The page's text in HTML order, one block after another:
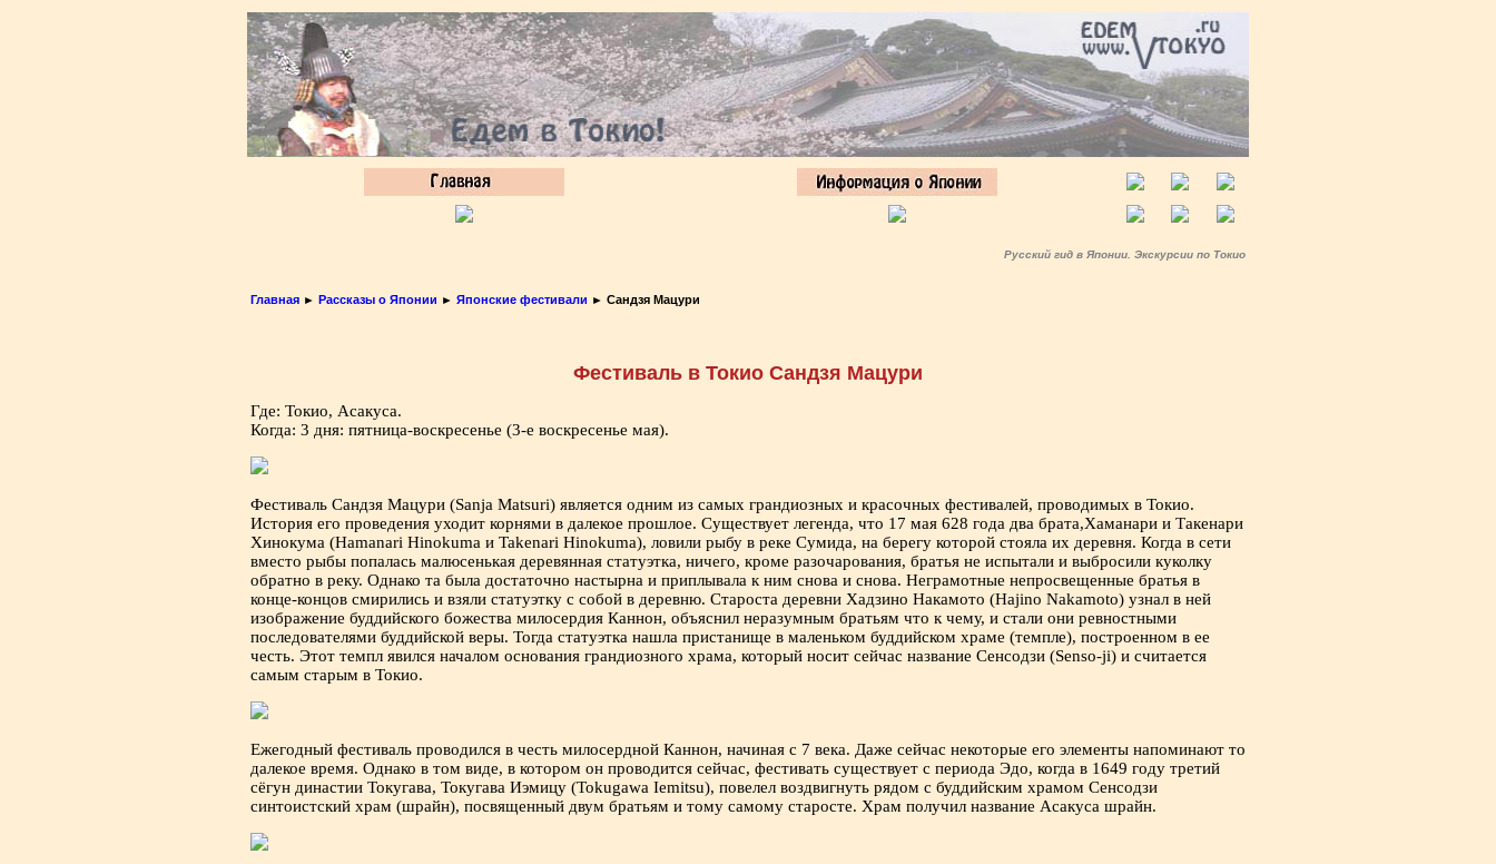
Русский гид в Японии. Экскурсии по Токио
Главная ► Рассказы о Японии ► Японские фестивали ► Сандзя Мацури
Фестиваль в Токио Сандзя Мацури
Где: Токио, Асакуса.
Когда: 3 дня: пятница-воскресенье (3-е воскресенье мая).
Фестиваль Сандзя Мацури (Sanja Matsuri) является одним из самых грандиозных и красочных фестивалей, проводимых в Токио.
История его проведения уходит корнями в далекое прошлое. Существует легенда, что 17 мая 628 года два брата,Хаманари и Такенари
Хинокума (Hamanari Hinokuma и Takenari Hinokuma), ловили рыбу в реке Сумида, на берегу которой стояла их деревня. Когда в сети
вместо рыбы попалась малюсенькая деревянная статуэтка, ничего, кроме разочарования, братья не испытали и выбросили куколку
обратно в реку. Однако та была достаточно настырна и приплывала к ним снова и снова. Неграмотные непросвещенные братья в
конце-концов смирились и взяли статуэтку с собой в деревню. Староста деревни Хадзино Накамото (Hajino Nakamoto) узнал в ней
изображение буддийского божества милосердия Каннон, объяснил неразумным братьям что к чему, и стали они ревностными
последователями буддийской веры. Тогда статуэтка нашла пристанище в маленьком буддийском храме (темпле), построенном в ее
честь. Этот темпл явился началом основания грандиозного храма, который носит сейчас название Сенсодзи (Senso-ji) и считается
самым старым в Токио.
Ежегодный фестиваль проводился в честь милосердной Каннон, начиная с 7 века. Даже сейчас некоторые его элементы напоминают то
далекое время. Однако в том виде, в котором он проводится сейчас, фестивать существует с периода Эдо, когда в 1649 году третий
сёгун династии Токугава, Токугава Иэмицу (Tokugawa Iemitsu), повелел воздвигнуть рядом с буддийским храмом Сенсодзи
синтоистский храм (шрайн), посвященный двум братьям и тому самому старосте. Храм получил название Асакуса шрайн.